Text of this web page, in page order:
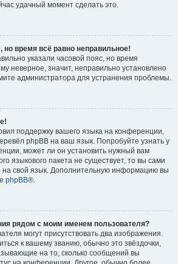
удачный момент сделать это.
но время всё равно неправильное!
указали часовой пояс, но время
неверное, значит, неправильно установлено
администратора для устранения проблемы.
поддержку вашего языка на конференции,
phpBB на ваш язык. Попробуйте узнать у
может ли он установить нужный вам
языкового пакета не существует, то вы сами
на свой язык. Дополнительную информацию вы
phpBB®.
рядом с моим именем пользователя?
могут присутствовать два изображения.
к вашему званию, обычно это звёздочки,
на то, сколько сообщений вы